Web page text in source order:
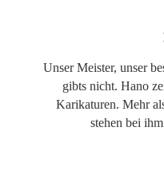
Unser Meister, unser
gibts nicht. Hano
Karikaturen. Mehr
stehen bei